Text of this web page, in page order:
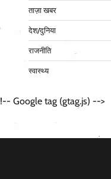
ताज़ा खबर
देश/दुनिया
राजनीति
स्वास्थ्य
!-- Google tag (gtag.js) -->